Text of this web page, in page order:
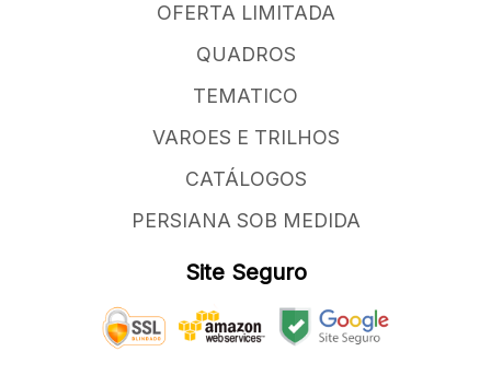
OFERTA LIMITADA
QUADROS
TEMATICO
VAROES E TRILHOS
CATÁLOGOS
PERSIANA SOB MEDIDA
Site Seguro